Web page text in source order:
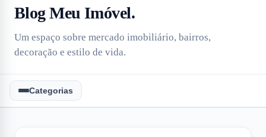
Blog Meu Imóvel.
Um espaço sobre mercado imobiliário, bairros,
decoração e estilo de vida.
Categorias